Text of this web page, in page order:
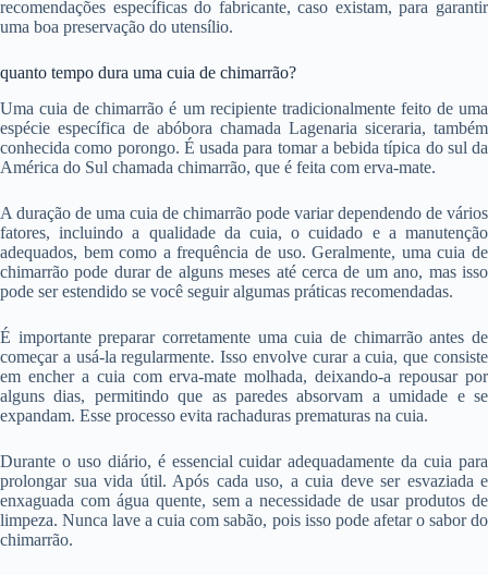
recomendações específicas do fabricante, caso existam, para garantir
uma boa preservação do utensílio.
quanto tempo dura uma cuia de chimarrão?
Uma cuia de chimarrão é um recipiente tradicionalmente feito de uma
espécie específica de abóbora chamada Lagenaria siceraria, também
conhecida como porongo. É usada para tomar a bebida típica do sul da
América do Sul chamada chimarrão, que é feita com erva-mate.
A duração de uma cuia de chimarrão pode variar dependendo de vários
fatores, incluindo a qualidade da cuia, o cuidado e a manutenção
adequados, bem como a frequência de uso. Geralmente, uma cuia de
chimarrão pode durar de alguns meses até cerca de um ano, mas isso
pode ser estendido se você seguir algumas práticas recomendadas.
É importante preparar corretamente uma cuia de chimarrão antes de
começar a usá-la regularmente. Isso envolve curar a cuia, que consiste
em encher a cuia com erva-mate molhada, deixando-a repousar por
alguns dias, permitindo que as paredes absorvam a umidade e se
expandam. Esse processo evita rachaduras prematuras na cuia.
Durante o uso diário, é essencial cuidar adequadamente da cuia para
prolongar sua vida útil. Após cada uso, a cuia deve ser esvaziada e
enxaguada com água quente, sem a necessidade de usar produtos de
limpeza. Nunca lave a cuia com sabão, pois isso pode afetar o sabor do
chimarrão.